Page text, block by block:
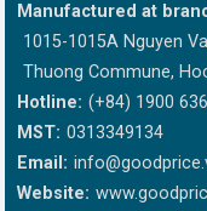
Manufactured at
1015-1015A Nguyen
Thuong Commune,
Hotline: (+84) 1900
MST: 0313349134
Email:
Website: